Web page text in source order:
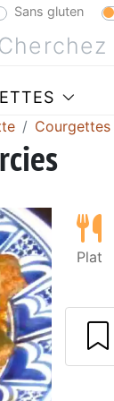
Sans gluten
Plat